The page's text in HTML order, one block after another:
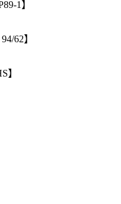
1】
62】
】